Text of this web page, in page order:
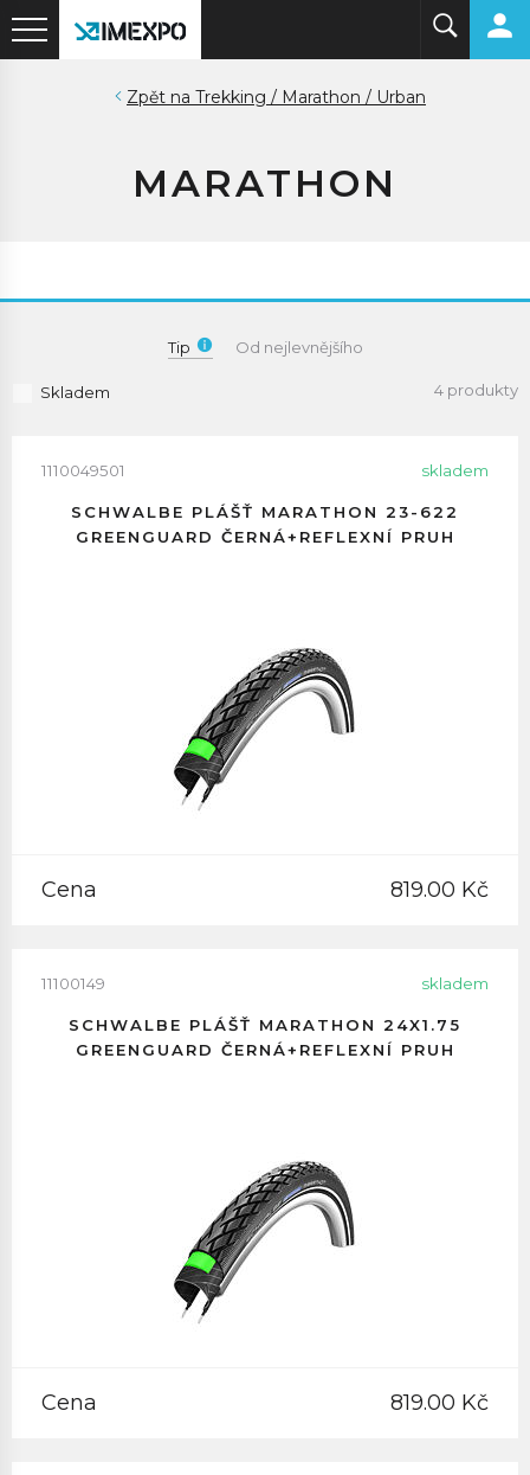
Trekking / Marathon / Urban
MARATHON
Tip Od nejlevnějšího
Skladem 4 produkty
1110049501 skladem
SCHWALBE PLÁŠŤ MARATHON 23-622
GREENGUARD ČERNÁ+REFLEXNÍ PRUH
Cena 819.00 Kč
11100149 skladem
SCHWALBE PLÁŠŤ MARATHON 24X1.75
GREENGUARD ČERNÁ+REFLEXNÍ PRUH
Cena 819.00 Kč